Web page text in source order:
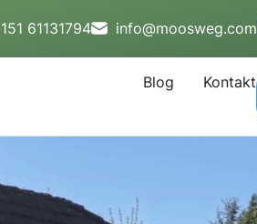
61131794 info@moosweg.com
Blog
Kontakt